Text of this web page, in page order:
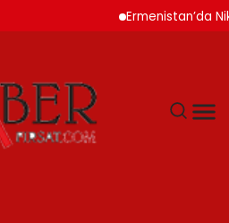
Ermenistan’da Nikol